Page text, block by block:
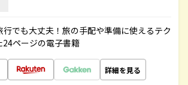
でも大丈夫！旅の手配や準備に使えるテク
24ページの電子書籍
詳細を見る